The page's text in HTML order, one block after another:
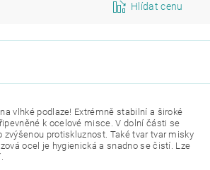
Hlídat cenu
vlhké podlaze! Extrémně stabilní a široké
k ocelové misce. V dolní části se
zvýšenou protiskluznost. Také tvar tvar misky
ocel je hygienická a snadno se čistí. Lze